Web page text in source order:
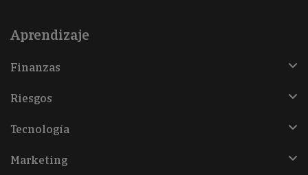
Aprendizaje
Finanzas
Riesgos
Tecnología
Marketing